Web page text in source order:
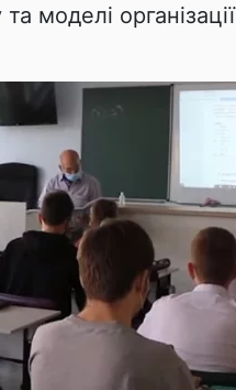
моделі організації